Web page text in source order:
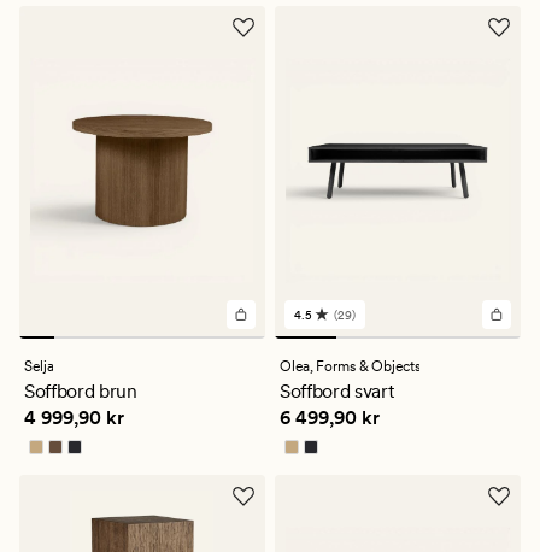
Selja
Soffbord brun
Pris 4 999,90 kr
4 999,90 kr
29
omdömen
med
ett
genomsnittligt
betyg
på
4.5
4.5 (29)
Olea, Forms & Objects
Soffbord svart
Pris 6 499,90 kr
6 499,90 kr